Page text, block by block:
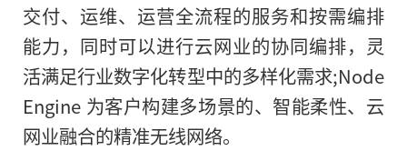
交付、运维、运营全流程的服务和按需编排
能力，同时可以进行云网业的协同编排，灵
活满足行业数字化转型中的多样化需求;Node
Engine 为客户构建多场景的、智能柔性、云
网业融合的精准无线网络。